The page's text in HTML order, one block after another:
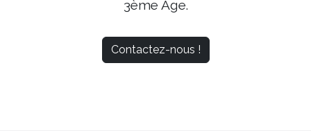
3ème Âge.
Contactez-nous !